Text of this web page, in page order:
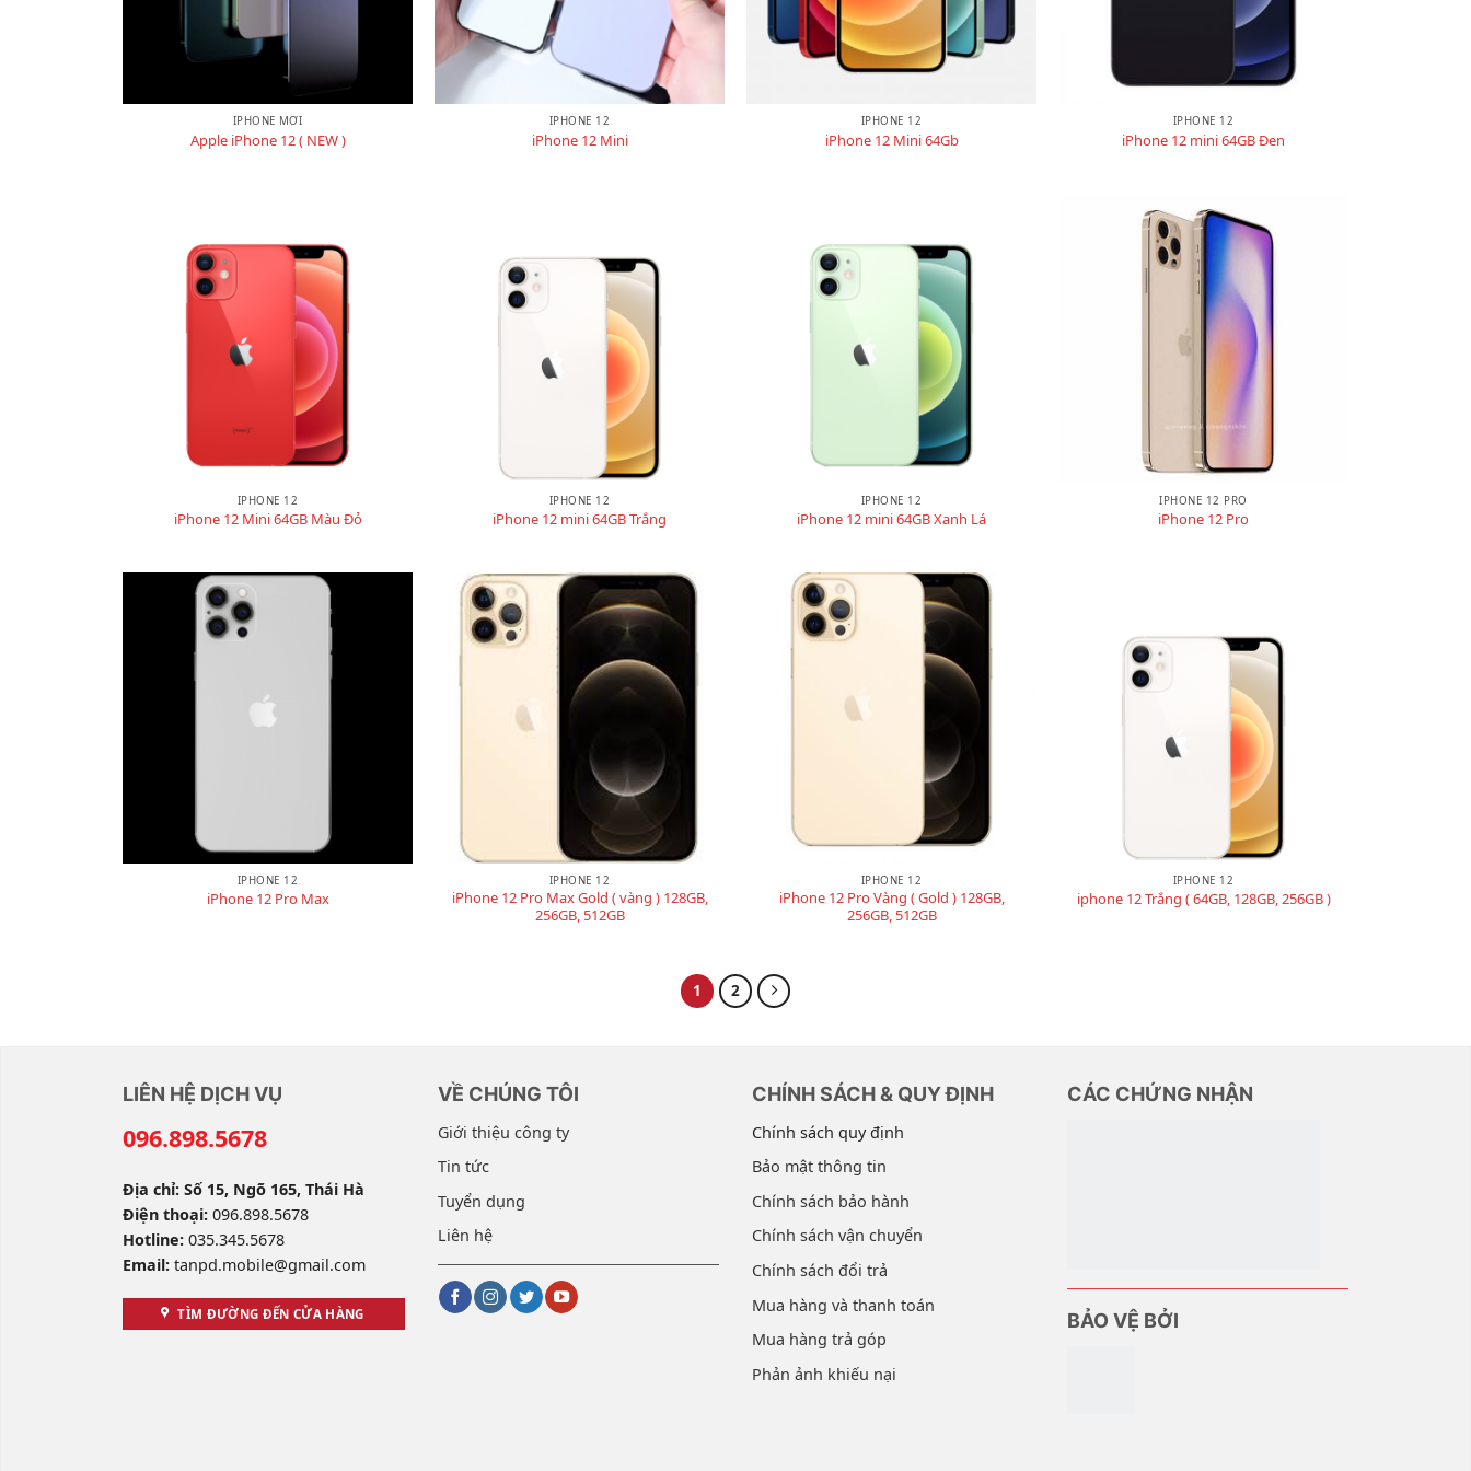
IPHONE MỚI
Apple iPhone 12 ( NEW )
IPHONE 12
iPhone 12 Mini
IPHONE 12
iPhone 12 Mini 64Gb
IPHONE 12
iPhone 12 mini 64GB Đen
IPHONE 12
iPhone 12 Mini 64GB Màu Đỏ
IPHONE 12
iPhone 12 mini 64GB Trắng
IPHONE 12
iPhone 12 mini 64GB Xanh Lá
IPHONE 12 PRO
iPhone 12 Pro
IPHONE 12
iPhone 12 Pro Max
IPHONE 12
iPhone 12 Pro Max Gold ( vàng ) 128GB,
256GB, 512GB
IPHONE 12
iPhone 12 Pro Vàng ( Gold ) 128GB,
256GB, 512GB
IPHONE 12
iphone 12 Trắng ( 64GB, 128GB, 256GB )
1 2
LIÊN HỆ DỊCH VỤ
096.898.5678
Địa chỉ: Số 15, Ngõ 165, Thái Hà
Điện thoại: 096.898.5678
Hotline: 035.345.5678
Email: tanpd.mobile@gmail.com
TÌM ĐƯỜNG ĐẾN CỬA HÀNG
VỀ CHÚNG TÔI
Giới thiệu công ty
Tin tức
Tuyển dụng
Liên hệ
CHÍNH SÁCH & QUY ĐỊNH
Chính sách quy định
Bảo mật thông tin
Chính sách bảo hành
Chính sách vận chuyển
Chính sách đổi trả
Mua hàng và thanh toán
Mua hàng trả góp
Phản ảnh khiếu nại
CÁC CHỨNG NHẬN
BẢO VỆ BỞI